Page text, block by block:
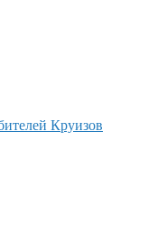
Круизов